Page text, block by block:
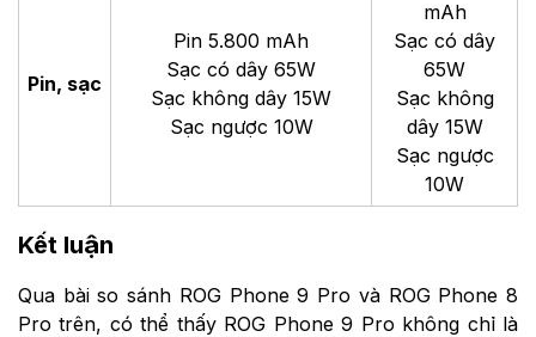
Pin, sạc
Pin 5.800 mAh
Sạc có dây 65W
Sạc không dây 15W
Sạc ngược 10W
mAh
Sạc có dây
65W
Sạc không
dây 15W
Sạc ngược
10W
Kết luận
Qua bài so sánh ROG Phone 9 Pro và ROG Phone 8
Pro trên, có thể thấy ROG Phone 9 Pro không chỉ là